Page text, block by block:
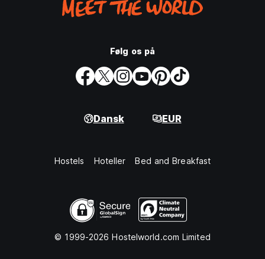
Følg os på
Dansk EUR
Hostels Hoteller Bed and Breakfast
© 1999-2026 Hostelworld.com Limited